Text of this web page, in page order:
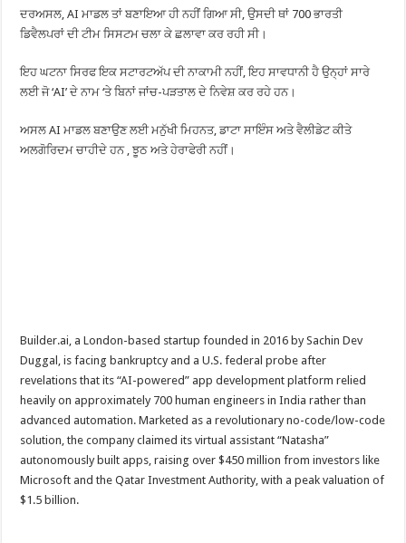
ਦਰਅਸਲ, AI ਮਾਡਲ ਤਾਂ ਬਣਾਇਆ ਹੀ ਨਹੀਂ ਗਿਆ ਸੀ, ਉਸਦੀ ਥਾਂ 700 ਭਾਰਤੀ
ਡਿਵੈਲਪਰਾਂ ਦੀ ਟੀਮ ਸਿਸਟਮ ਚਲਾ ਕੇ ਛਲਾਵਾ ਕਰ ਰਹੀ ਸੀ।
ਇਹ ਘਟਨਾ ਸਿਰਫ ਇਕ ਸਟਾਰਟਅੱਪ ਦੀ ਨਾਕਾਮੀ ਨਹੀਂ, ਇਹ ਸਾਵਧਾਨੀ ਹੈ ਉਨ੍ਹਾਂ ਸਾਰੇ
ਲਈ ਜੋ ‘AI’ ਦੇ ਨਾਮ ‘ਤੇ ਬਿਨਾਂ ਜਾਂਚ-ਪੜਤਾਲ ਦੇ ਨਿਵੇਸ਼ ਕਰ ਰਹੇ ਹਨ।
ਅਸਲ AI ਮਾਡਲ ਬਣਾਉਣ ਲਈ ਮਨੁੱਖੀ ਮਿਹਨਤ, ਡਾਟਾ ਸਾਇੰਸ ਅਤੇ ਵੈਲੀਡੇਟ ਕੀਤੇ
ਅਲਗੋਰਿਦਮ ਚਾਹੀਦੇ ਹਨ , ਝੂਠ ਅਤੇ ਹੇਰਾਫੇਰੀ ਨਹੀਂ।
Builder.ai, a London-based startup founded in 2016 by Sachin Dev
Duggal, is facing bankruptcy and a U.S. federal probe after
revelations that its “AI-powered” app development platform relied
heavily on approximately 700 human engineers in India rather than
advanced automation. Marketed as a revolutionary no-code/low-code
solution, the company claimed its virtual assistant “Natasha”
autonomously built apps, raising over $450 million from investors like
Microsoft and the Qatar Investment Authority, with a peak valuation of
$1.5 billion.